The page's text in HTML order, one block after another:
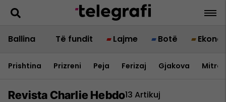
Ballina Të fundit Lajme Botë
Prishtina Prizreni Peja Ferizaj Gjakova
Revista Charlie Hebdo13 Artikuj